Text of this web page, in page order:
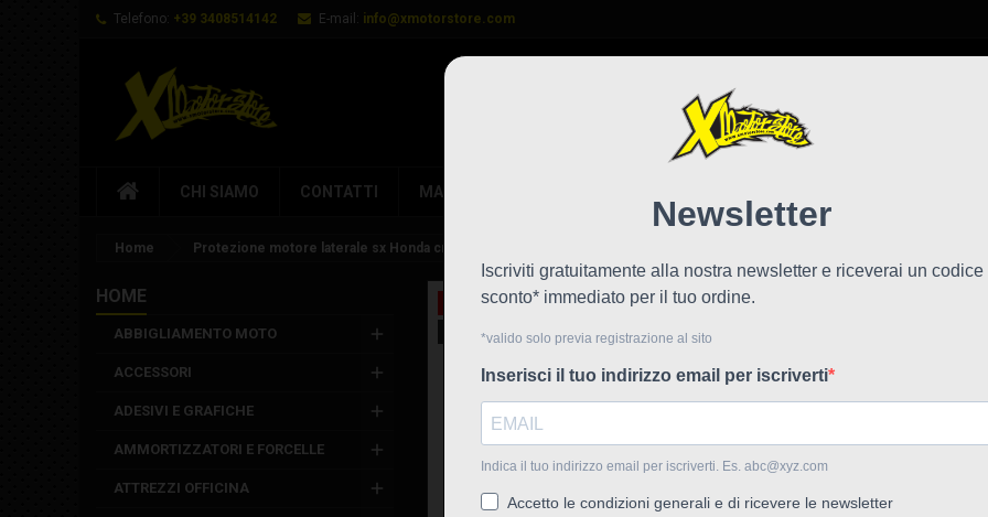
Telefono: +39 3408514142 E-mail: info@xmotorstore.com
CHI SIAMO CONTATTI MARCHI
Home Protezione motore laterale sx Honda cre/crf 250/450
HOME
ABBIGLIAMENTO MOTO
ACCESSORI
ADESIVI E GRAFICHE
AMMORTIZZATORI E FORCELLE
ATTREZZI OFFICINA
In saldo!
Nuovo
cre/